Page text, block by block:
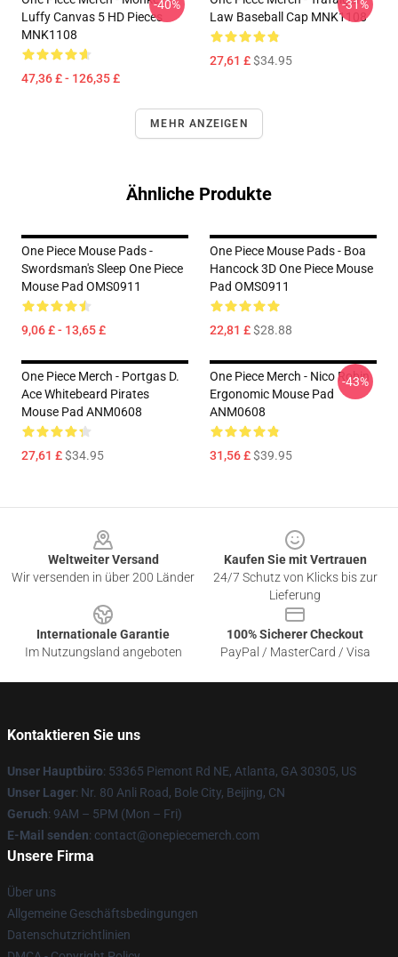
Luffy Canvas 5 HD Pieces
MNK1108
47,36 £ - 126,35 £
-40%
Law Baseball Cap MNK1108
27,61 £$34.95
-31%
MEHR ANZEIGEN
Ähnliche Produkte
One Piece Mouse Pads -
Swordsman's Sleep One Piece
Mouse Pad OMS0911
9,06 £ - 13,65 £
One Piece Mouse Pads - Boa
Hancock 3D One Piece Mouse
Pad OMS0911
22,81 £$28.88
One Piece Merch - Portgas D.
Ace Whitebeard Pirates
Mouse Pad ANM0608
27,61 £$34.95
One Piece Merch - Nico Robin
Ergonomic Mouse Pad
ANM0608
31,56 £$39.95
-43%
Weltweiter Versand
Wir versenden in über 200 Länder
Kaufen Sie mit Vertrauen
24/7 Schutz von Klicks bis zur
Lieferung
Internationale Garantie
Im Nutzungsland angeboten
100% Sicherer Checkout
PayPal / MasterCard / Visa
Kontaktieren Sie uns
Unser Hauptbüro: 53365 Piemont Rd NE, Atlanta, GA 30305, US
Unser Lager: Nr. 80 Anli Road, Bole City, Beijing, CN
Geruch: 9AM – 5PM (Mon – Fri)
E-Mail senden: contact@onepiecemerch.com
Unsere Firma
Über uns
Allgemeine Geschäftsbedingungen
Datenschutzrichtlinien